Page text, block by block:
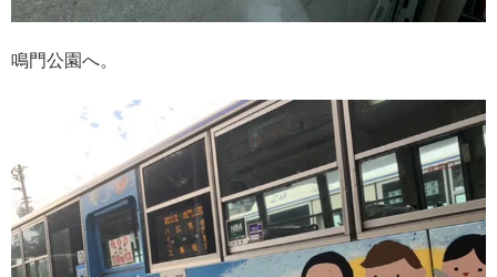
鳴門公園へ。